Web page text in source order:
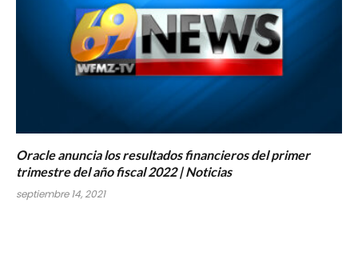
Oracle anuncia los resultados financieros del primer
trimestre del año fiscal 2022 | Noticias
septiembre 14, 2021